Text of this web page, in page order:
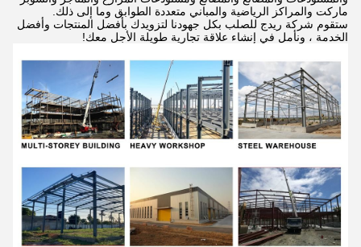
ماركت والمراكز الرياضية والمباني متعددة الطوابق وما إلى ذلك.
ستقوم شركة ريدج للصلب بكل جهودنا لتزويدك بأفضل المنتجات وأفضل
الخدمة ، ونأمل في إنشاء علاقة تجارية طويلة الأجل معك!